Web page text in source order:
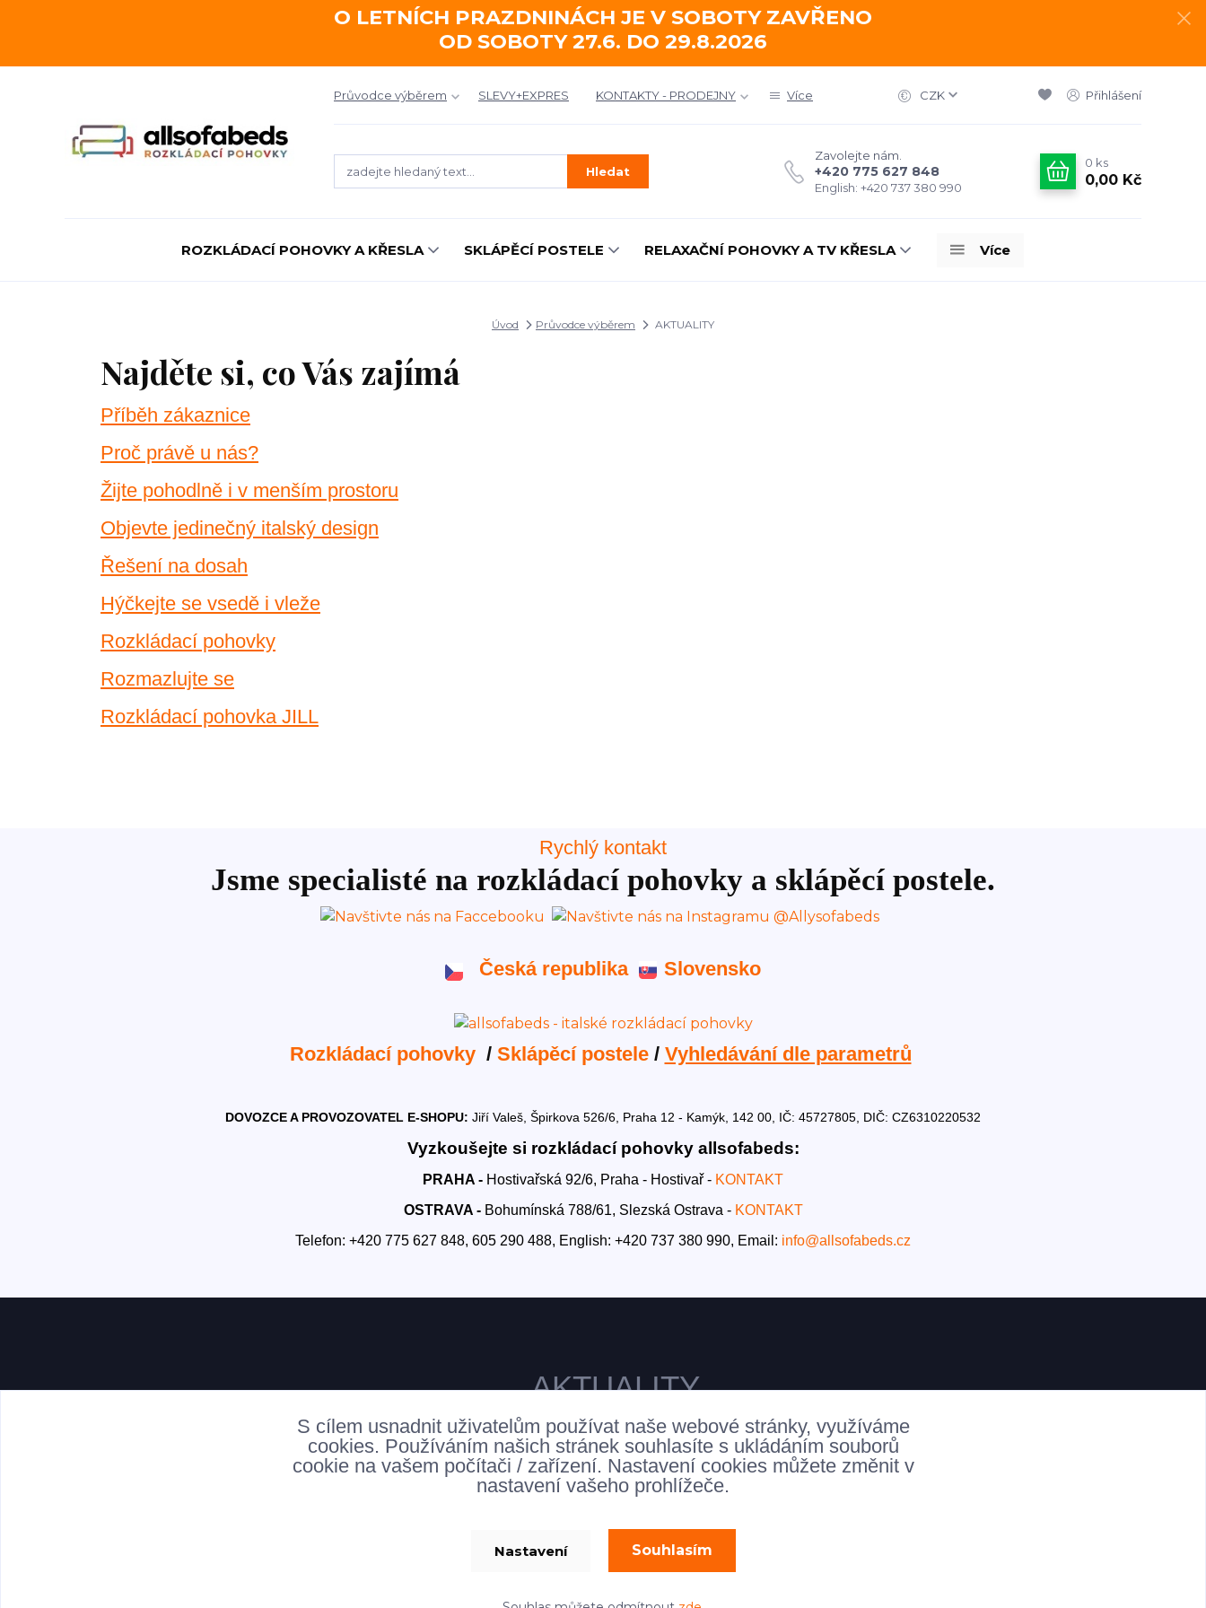
O LETNÍCH PRAZDNINÁCH JE V SOBOTY ZAVŘENO
OD SOBOTY 27.6. DO 29.8.2026
Průvodce výběrem SLEVY+EXPRES KONTAKTY - PRODEJNY Více CZK Přihlášení
Hledat
Zavolejte nám.
+420 775 627 848
English: +420 737 380 990
0 ks
0,00 Kč
ROZKLÁDACÍ POHOVKY A KŘESLA SKLÁPĚCÍ POSTELE RELAXAČNÍ POHOVKY A TV KŘESLA Více
Úvod Průvodce výběrem AKTUALITY
Najděte si, co Vás zajímá
Příběh zákaznice
Proč právě u nás?
Žijte pohodlně i v menším prostoru
Objevte jedinečný italský design
Řešení na dosah
Hýčkejte se vsedě i vleže
Rozkládací pohovky
Rozmazlujte se
Rozkládací pohovka JILL
Rychlý kontakt
Jsme specialisté na rozkládací pohovky a sklápěcí postele.
Česká republika Slovensko
Rozkládací pohovky / Sklápěcí postele/ Vyhledávání dle parametrů
DOVOZCE A PROVOZOVATEL E-SHOPU: Jiří Valeš, Špirkova 526/6, Praha 12 - Kamýk, 142 00, IČ: 45727805, DIČ: CZ6310220532
Vyzkoušejte si rozkládací pohovky allsofabeds:
PRAHA - Hostivařská 92/6, Praha - Hostivař - KONTAKT
OSTRAVA - Bohumínská 788/61, Slezská Ostrava - KONTAKT
Telefon: +420 775 627 848, 605 290 488, English: +420 737 380 990, Email: info@allsofabeds.cz
AKTUALITY
S cílem usnadnit uživatelům používat naše webové stránky, využíváme
cookies. Používáním našich stránek souhlasíte s ukládáním souborů
cookie na vašem počítači / zařízení. Nastavení cookies můžete změnit v
nastavení vašeho prohlížeče.
Nastavení Souhlasím